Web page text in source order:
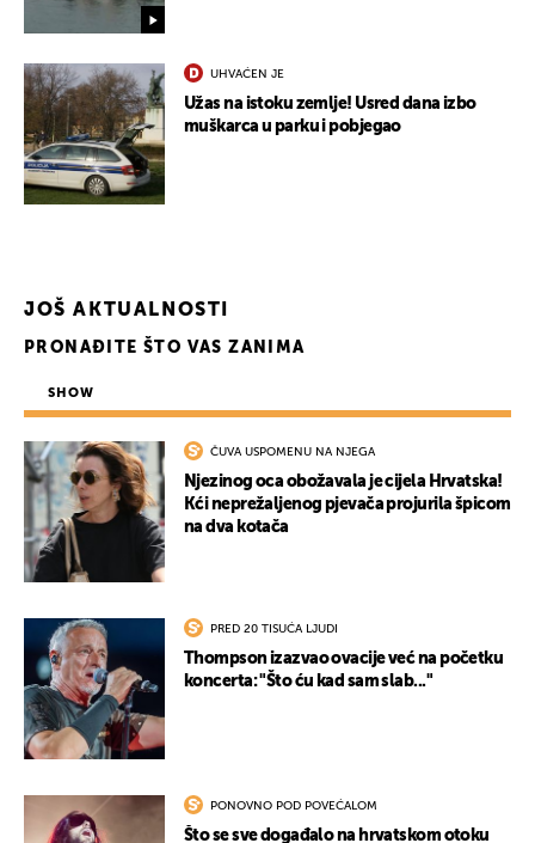
UHVAĆEN JE
Užas na istoku zemlje! Usred dana izbo
muškarca u parku i pobjegao
JOŠ AKTUALNOSTI
PRONAĐITE ŠTO VAS ZANIMA
SHOW
ČUVA USPOMENU NA NJEGA
Njezinog oca obožavala je cijela Hrvatska!
Kći neprežaljenog pjevača projurila špicom
na dva kotača
PRED 20 TISUĆA LJUDI
Thompson izazvao ovacije već na početku
koncerta: "Što ću kad sam slab..."
PONOVNO POD POVEĆALOM
Što se sve događalo na hrvatskom otoku